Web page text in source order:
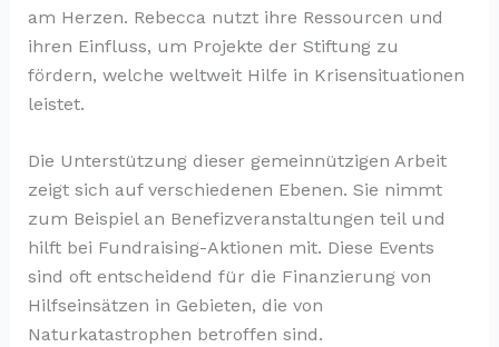
am Herzen. Rebecca nutzt ihre Ressourcen und
ihren Einfluss, um Projekte der Stiftung zu
fördern, welche weltweit Hilfe in Krisensituationen
leistet.
Die Unterstützung dieser gemeinnützigen Arbeit
zeigt sich auf verschiedenen Ebenen. Sie nimmt
zum Beispiel an Benefizveranstaltungen teil und
hilft bei Fundraising-Aktionen mit. Diese Events
sind oft entscheidend für die Finanzierung von
Hilfseinsätzen in Gebieten, die von
Naturkatastrophen betroffen sind.